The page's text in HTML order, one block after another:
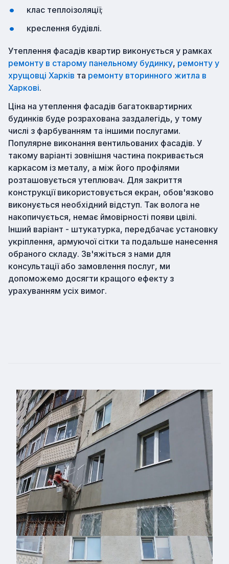
клас теплоізоляції;
креслення будівлі.
Утеплення фасадів квартир виконується у рамках
ремонту в старому панельному будинку, ремонту у
хрущовці Харків та ремонту вторинного житла в
Харкові.
Ціна на утеплення фасадів багатоквартирних
будинків буде розрахована заздалегідь, у тому
числі з фарбуванням та іншими послугами.
Популярне виконання вентильованих фасадів. У
такому варіанті зовнішня частина покривається
каркасом із металу, а між його профілями
розташовується утеплювач. Для закриття
конструкції використовується екран, обов'язково
виконується необхідний відступ. Так волога не
накопичується, немає ймовірності появи цвілі.
Інший варіант - штукатурка, передбачає установку
укріплення, армуючої сітки та подальше нанесення
обраного складу. Зв'яжіться з нами для
консультації або замовлення послуг, ми
допоможемо досягти кращого ефекту з
урахуванням усіх вимог.